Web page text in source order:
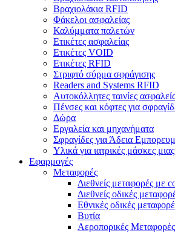
Βραχιολάκια RFID
Φάκελοι ασφαλείας
Καλύμματα παλετών
Ετικέτες ασφαλείας
Ετικέτες VOID
Ετικέτες RFID
Στριφτό σύρμα σφράγισης
Readers and Systems RFID
Αυτοκόλλητες ταινίες
Πένσες και κόφτες για
Δώρα
Εργαλεία και μηχανήματα
Σφραγίδες για Άδεια
Υλικά για ιατρικές μάσκες
Εφαρμογές
Μεταφορές
Διεθνείς μεταφορές με
Διεθνείς οδικές
Εθνικές οδικές
Βυτία
Αεροπορικές